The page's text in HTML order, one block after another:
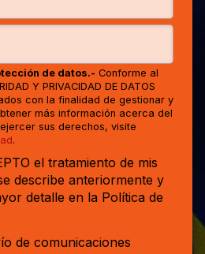
de datos.- Conforme al
Y PRIVACIDAD DE DATOS
con la finalidad de gestionar y
más información acerca del
sus derechos, visite
.
el tratamiento de mis
describe anteriormente y
detalle en la Política de
de comunicaciones